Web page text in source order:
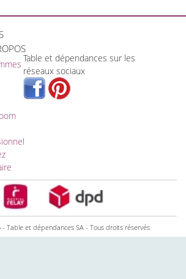
Table et dépendances sur les
réseaux sociaux
Table et dépendances SA - Tous droits réservés